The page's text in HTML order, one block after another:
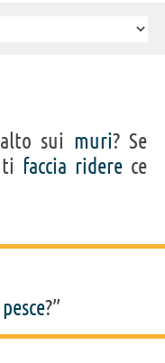
sui muri? Se
faccia riderece
pesce?”